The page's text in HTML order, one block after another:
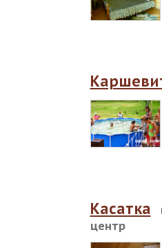
Касатка
центр